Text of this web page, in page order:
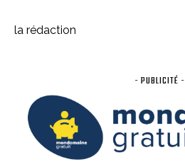
la rédaction
- PUBLICITÉ -